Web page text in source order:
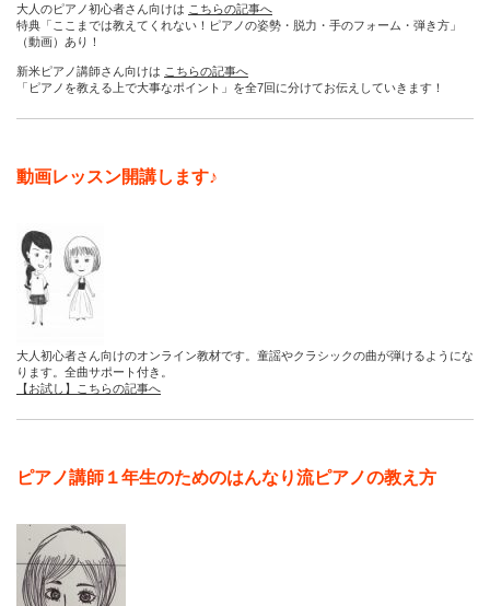
大人のピアノ初心者さん向けは こちらの記事へ
特典「ここまでは教えてくれない！ピアノの姿勢・脱力・手のフォーム・弾き方」
（動画）あり！
新米ピアノ講師さん向けは こちらの記事へ
「ピアノを教える上で大事なポイント」を全7回に分けてお伝えしていきます！
動画レッスン開講します♪
大人初心者さん向けのオンライン教材です。童謡やクラシックの曲が弾けるようにな
ります。全曲サポート付き。
【お試し】こちらの記事へ
ピアノ講師１年生のためのはんなり流ピアノの教え方